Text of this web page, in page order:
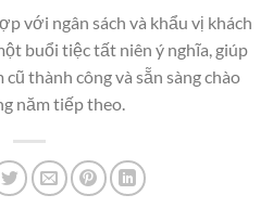
với ngân sách và khẩu vị khách
buổi tiệc tất niên ý nghĩa, giúp
thành công và sẵn sàng chào
năm tiếp theo.